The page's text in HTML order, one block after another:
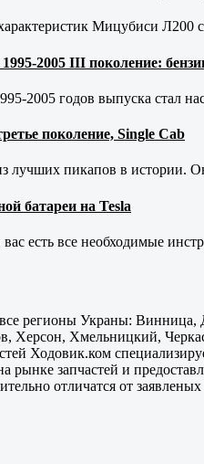
Мицубиси
2005 III поколение:
2005 годов выпуска стал
поколение, Single Cab
лучших пикапов в истории.
батареи на Tesla
есть все необходимые
регионы Украны:
Херсон, Хмельницкий,
Ходовик.ком
рынке запчастей и
отличатся от